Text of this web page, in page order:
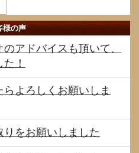
様の声
アドバイスも頂いて、
！
よろしくお願いしま
をお願いしました